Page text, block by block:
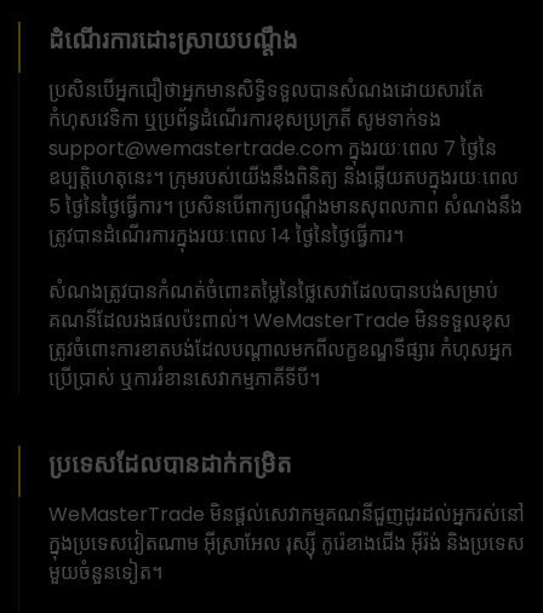
ដំណើរការដោះស្រាយបណ្តឹង
ប្រសិនបើអ្នកជឿថាអ្នកមានសិទ្ធិទទួលបានសំណងដោយសារតែ
កំហុសវេទិកា ឬប្រព័ន្ធដំណើរការខុសប្រក្រតី សូមទាក់ទង
support@wemastertrade.com ក្នុងរយៈពេល 7 ថ្ងៃនៃ
ឧប្បត្តិហេតុនេះ។ ក្រុមរបស់យើងនឹងពិនិត្យ និងឆ្លើយតបក្នុងរយៈពេល
5 ថ្ងៃនៃថ្ងៃធ្វើការ។ ប្រសិនបើពាក្យបណ្តឹងមានសុពលភាព សំណងនឹង
ត្រូវបានដំណើរការក្នុងរយៈពេល 14 ថ្ងៃនៃថ្ងៃធ្វើការ។
សំណងត្រូវបានកំណត់ចំពោះតម្លៃនៃថ្លៃសេវាដែលបានបង់សម្រាប់
គណនីដែលរងផលប៉ះពាល់។ WeMasterTrade មិនទទួលខុស
ត្រូវចំពោះការខាតបង់ដែលបណ្តាលមកពីលក្ខខណ្ឌទីផ្សារ កំហុសអ្នក
ប្រើប្រាស់ ឬការរំខានសេវាកម្មភាគីទីបី។
ប្រទេសដែលបានដាក់កម្រិត
WeMasterTrade មិនផ្តល់សេវាកម្មគណនីជួញដូរដល់អ្នករស់នៅ
ក្នុងប្រទេសវៀតណាម អ៊ីស្រាអែល រុស្ស៊ី កូរ៉េខាងជើង អ៊ីរ៉ង់ និងប្រទេស
មួយចំនួនទៀត។